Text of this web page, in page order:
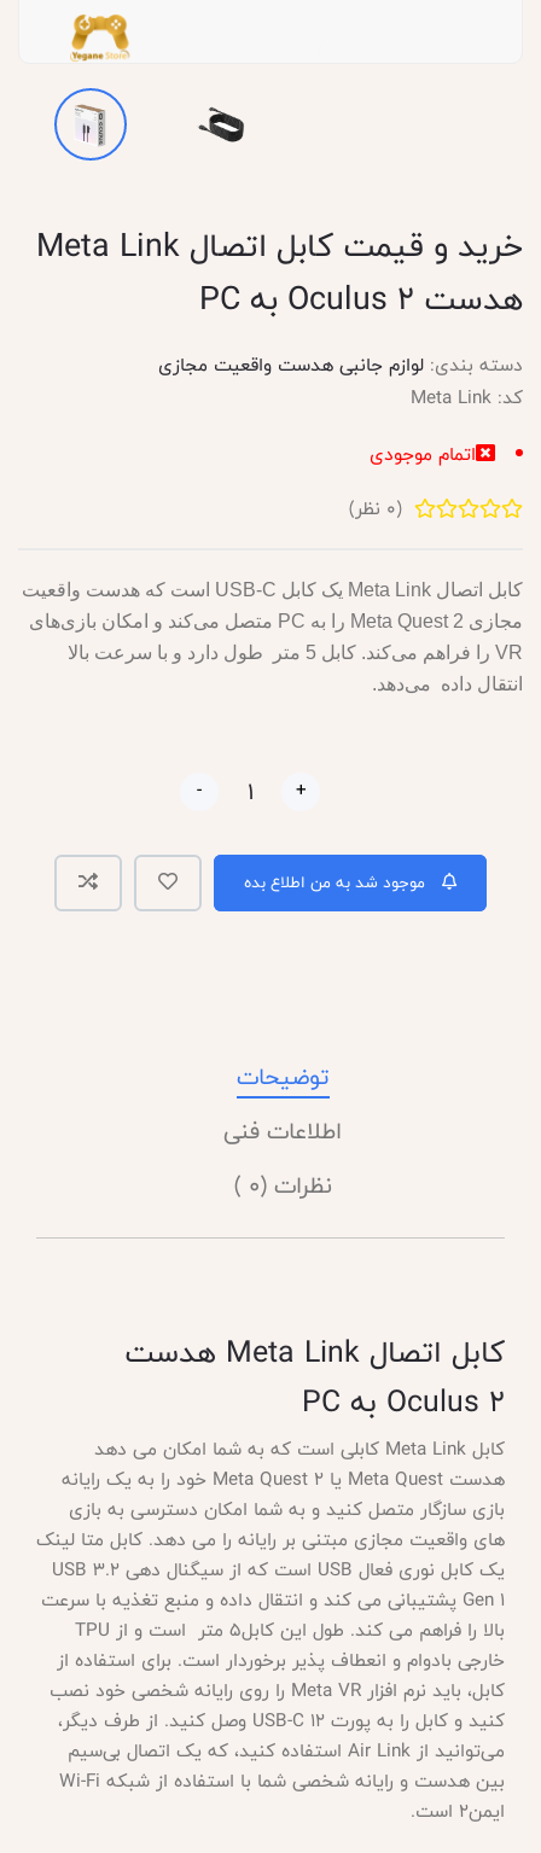
خرید و قیمت کابل اتصال Meta Link
هدست Oculus 2 به PC
دسته بندی: لوازم جانبی هدست واقعیت مجازی
کد: Meta Link
اتمام موجودی
(
0 نظر)
کابل اتصال Meta Link یک کابل USB-C است که هدست واقعیت
مجازی Meta Quest 2 را به PC متصل می‌کند و امکان بازی‌های
VR را فراهم می‌کند. کابل 5 متر طول دارد و با سرعت بالا
انتقال داده می‌دهد.
- +
موجود شد به من اطلاع بده
توضیحات
اطلاعات فنی
نظرات (0 )
کابل اتصال Meta Link هدست
Oculus 2 به PC
کابل Meta Link کابلی است که به شما امکان می دهد
هدست Meta Quest یا Meta Quest 2 خود را به یک رایانه
بازی سازگار متصل کنید و به شما امکان دسترسی به بازی
های واقعیت مجازی مبتنی بر رایانه را می دهد. کابل متا لینک
یک کابل نوری فعال USB است که از سیگنال دهی USB 3.2
Gen 1 پشتیبانی می کند و انتقال داده و منبع تغذیه با سرعت
بالا را فراهم می کند. طول این کابل5 متر است و از TPU
خارجی بادوام و انعطاف پذیر برخوردار است. برای استفاده از
کابل، باید نرم افزار Meta VR را روی رایانه شخصی خود نصب
کنید و کابل را به پورت USB-C 12 وصل کنید. از طرف دیگر،
می‌توانید از Air Link استفاده کنید، که یک اتصال بی‌سیم
بین هدست و رایانه شخصی شما با استفاده از شبکه Wi-Fi
ایمن2 است.